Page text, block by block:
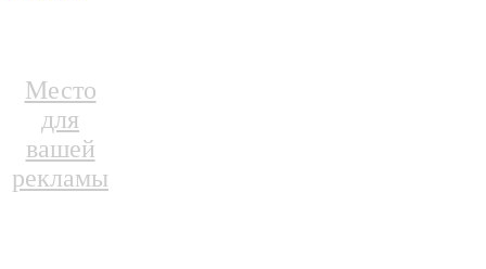
Место
для
вашей
рекламы